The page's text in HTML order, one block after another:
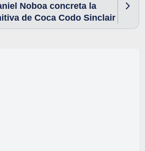
Noboa concreta la
de Coca Codo Sinclair